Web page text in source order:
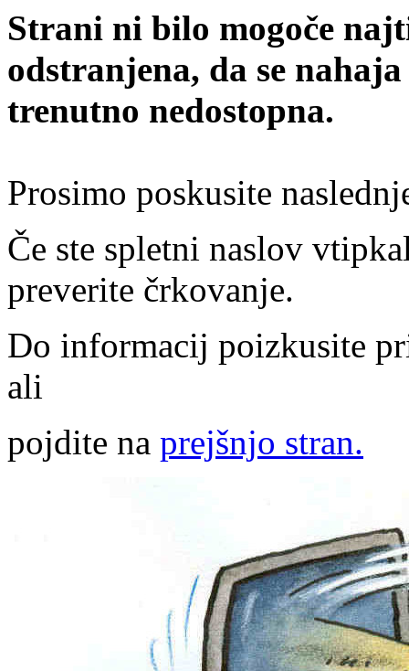
Strani ni bilo mogoče
odstranjena, da se
trenutno nedostopna.
Prosimo poskusite
Če ste spletni naslov
preverite črkovanje.
Do informacij poizkusite
ali
pojdite na prejšnjo stran.